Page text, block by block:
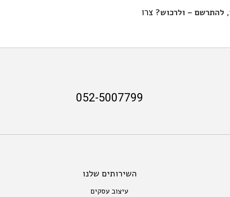
להתרשם – ולרכוש?צרו
052-5007799
השירותים שלנו
עיצוב עסקים